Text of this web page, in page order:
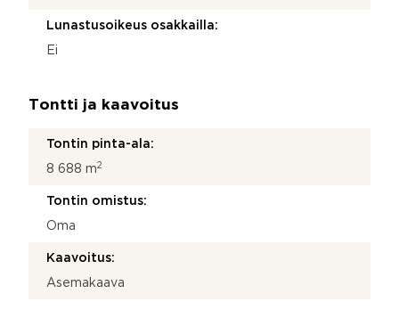
Lunastusoikeus osakkailla:
Ei
Tontti ja kaavoitus
Tontin pinta-ala:
8 688 m2
Tontin omistus:
Oma
Kaavoitus:
Asemakaava